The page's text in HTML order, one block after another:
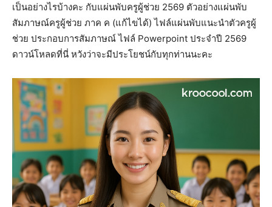
เป็นอย่างไรบ้างคะ กับแผ่นพับครูผู้ช่วย 2569 ตัวอย่างแผ่นพับ
สัมภาษณ์ครูผู้ช่วย ภาค ค (แก้ไขได้) ไฟล์แผ่นพับแนะนำตัวครูผู้
ช่วย ประกอบการสัมภาษณ์ ไฟล์ Powerpoint ประจำปี 2569
ดาวน์โหลดที่นี่ หวังว่าจะมีประโยชน์กับทุกท่านนะคะ